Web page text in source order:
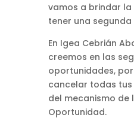
vamos a brindar
tener una
En Igea Cebrián
creemos en las
oportunidades,
cancelar todas
del mecanismo de
Oportunidad.